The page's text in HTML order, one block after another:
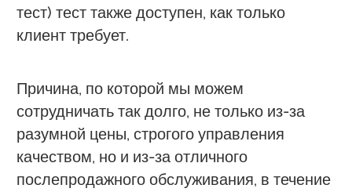
тест) тест также доступен, как только
клиент требует.
Причина, по которой мы можем
сотрудничать так долго, не только из-за
разумной цены, строгого управления
качеством, но и из-за отличного
послепродажного обслуживания, в течение